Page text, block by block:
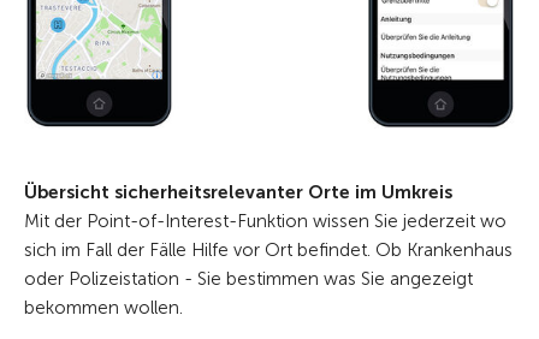
Übersicht sicherheitsrelevanter Orte im Umkreis
Mit der Point-of-Interest-Funktion wissen Sie jederzeit wo
sich im Fall der Fälle Hilfe vor Ort befindet. Ob Krankenhaus
oder Polizeistation - Sie bestimmen was Sie angezeigt
bekommen wollen.